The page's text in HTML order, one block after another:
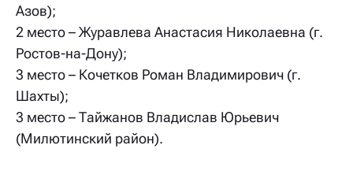
Азов);
2 место – Журавлева Анастасия Николаевна (г.
Ростов-на-Дону);
3 место – Кочетков Роман Владимирович (г.
Шахты);
3 место – Тайжанов Владислав Юрьевич
(Милютинский район).